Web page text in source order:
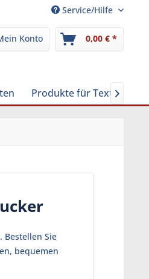
Service/Hilfe
Konto 0,00 € *
Produkte für 
Bestellen Sie
bequemen